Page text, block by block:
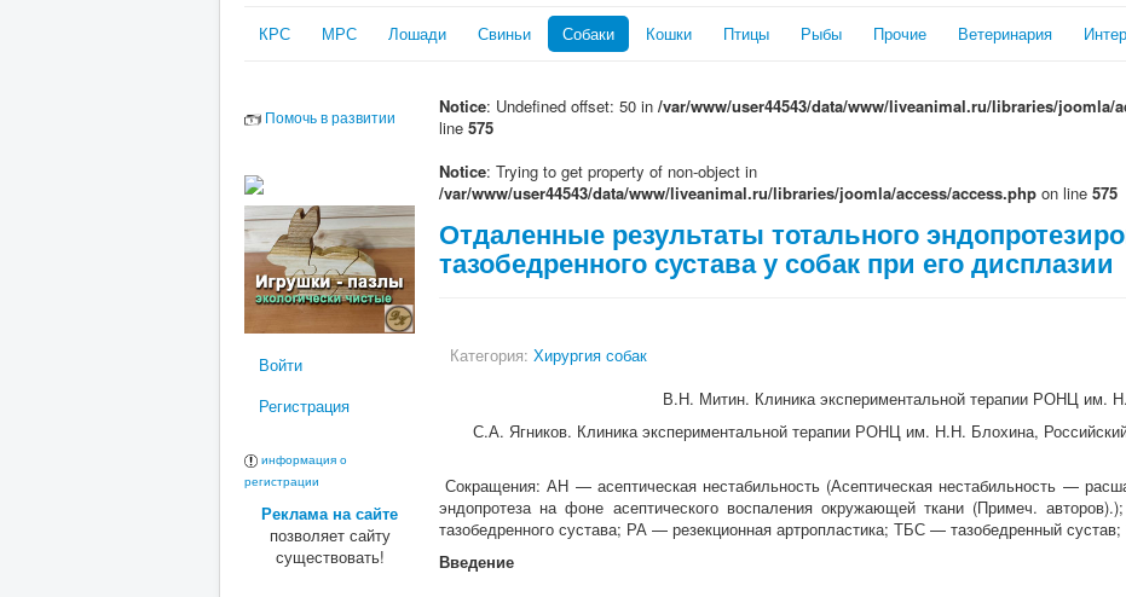
КРС МРС Лошади Свиньи Собаки Кошки Птицы Рыбы Прочие Ветеринария
Помочь в развитии
Войти
Регистрация
информация о
регистрации
Реклама на сайте
позволяет сайту
существовать!
Notice: Undefined offset: 50 in /var/www/user44543/data/www/liveanimal.ru/libraries/joomla/
line 575
Notice: Trying to get property of non-object in
/var/www/user44543/data/www/liveanimal.ru/libraries/joomla/access/access.php on line 575
Отдаленные результаты тотального
тазобедренного сустава у собак при его дисплазии
Категория: Хирургия собак
В.Н. Митин. Клиника экспериментальной терапии РОНЦ им.
С.А. Ягников. Клиника экспериментальной терапии РОНЦ им. Н.Н. Блохина,
Сокращения: АН — асептическая нестабильность (Асептическая нестабильность —
эндопротеза на фоне асептического воспаления окружающей ткани (Примеч. авторов).
тазобедренного сустава; РА — резекционная артропластика; ТБС — тазобедренный
Введение